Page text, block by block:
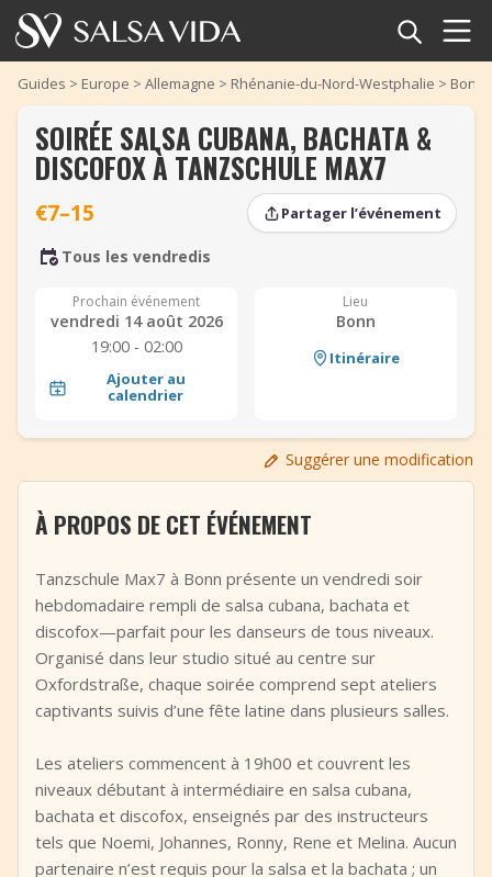
Accueil
Événements
Articles
Vidéos
Glossaire
Ajouter un événement
Guides > Europe > Allemagne > Rhénanie-du-Nord-Westphalie > Bonn
‹
‹
SOIRÉE SALSA CUBANA, BACHATA &
DISCOFOX À TANZSCHULE MAX7
€7–15 Partager l’événement
Tous les vendredis
Prochain événement
vendredi 14 août 2026
19:00 - 02:00
Ajouter au
calendrier
Lieu
Bonn
Itinéraire
Suggérer une modification
À PROPOS DE CET ÉVÉNEMENT
Tanzschule Max7 à Bonn présente un vendredi soir
hebdomadaire rempli de salsa cubana, bachata et
discofox—parfait pour les danseurs de tous niveaux.
Organisé dans leur studio situé au centre sur
Oxfordstraße, chaque soirée comprend sept ateliers
captivants suivis d’une fête latine dans plusieurs salles.
Les ateliers commencent à 19h00 et couvrent les
niveaux débutant à intermédiaire en salsa cubana,
bachata et discofox, enseignés par des instructeurs
tels que Noemi, Johannes, Ronny, Rene et Melina. Aucun
partenaire n’est requis pour la salsa et la bachata ; un